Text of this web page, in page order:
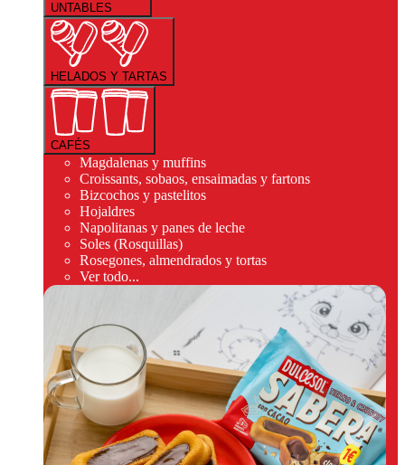
UNTABLES
HELADOS Y TARTAS
CAFÉS
Magdalenas y muffins
Croissants, sobaos, ensaimadas y fartons
Bizcochos y pastelitos
Hojaldres
Napolitanas y panes de leche
Soles (Rosquillas)
Rosegones, almendrados y tortas
Ver todo...